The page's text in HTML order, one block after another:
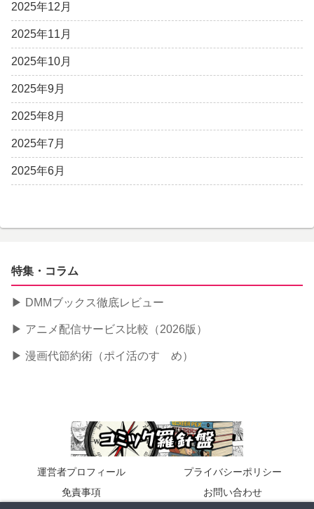
2025年12月
2025年11月
2025年10月
2025年9月
2025年8月
2025年7月
2025年6月
特集・コラム
▶ DMMブックス徹底レビュー
▶ アニメ配信サービス比較（2026版）
▶ 漫画代節約術（ポイ活のすゝめ）
運営者プロフィール
プライバシーポリシー
免責事項
お問い合わせ